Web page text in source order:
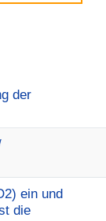
der
ein und
die